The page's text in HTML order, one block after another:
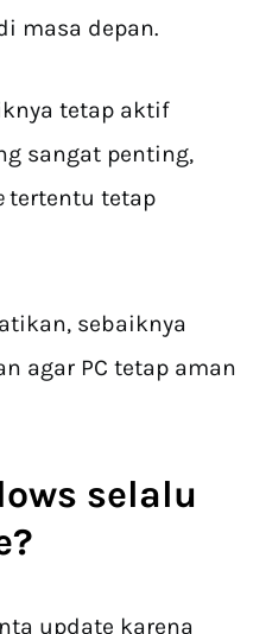
masa depan.
tetap aktif
sangat penting,
tertentu tetap
sebaiknya
agar PC tetap aman
selalu
update karena